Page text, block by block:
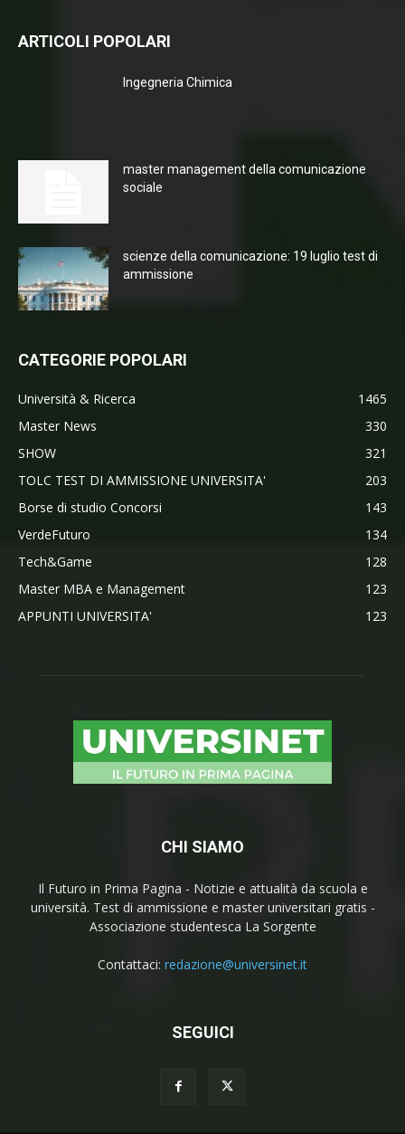
ARTICOLI POPOLARI
Ingegneria Chimica
master management della comunicazione
sociale
scienze della comunicazione: 19 luglio test di
ammissione
CATEGORIE POPOLARI
Università & Ricerca
1465
Master News
330
SHOW
321
TOLC TEST DI AMMISSIONE UNIVERSITA'
203
Borse di studio Concorsi
143
VerdeFuturo
134
Tech&Game
128
Master MBA e Management
123
APPUNTI UNIVERSITA'
123
CHI SIAMO
Il Futuro in Prima Pagina - Notizie e attualità da scuola e
università. Test di ammissione e master universitari gratis -
Associazione studentesca La Sorgente
Contattaci: redazione@universinet.it
SEGUICI